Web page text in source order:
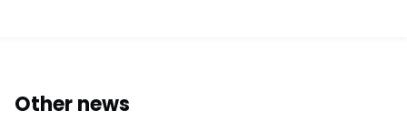
Other news